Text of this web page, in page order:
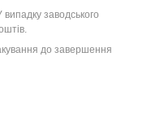
заводського
до завершення